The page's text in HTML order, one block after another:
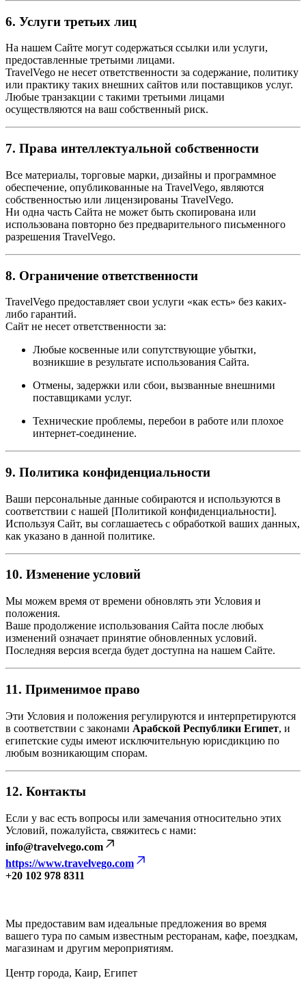
6. Услуги третьих лиц
На нашем Сайте могут содержаться ссылки или услуги,
предоставленные третьими лицами.
TravelVego не несет ответственности за содержание, политику
или практику таких внешних сайтов или поставщиков услуг.
Любые транзакции с такими третьими лицами
осуществляются на ваш собственный риск.
7. Права интеллектуальной собственности
Все материалы, торговые марки, дизайны и программное
обеспечение, опубликованные на TravelVego, являются
собственностью или лицензированы TravelVego.
Ни одна часть Сайта не может быть скопирована или
использована повторно без предварительного письменного
разрешения TravelVego.
8. Ограничение ответственности
TravelVego предоставляет свои услуги «как есть» без каких-
либо гарантий.
Сайт не несет ответственности за:
Любые косвенные или сопутствующие убытки,
возникшие в результате использования Сайта.
Отмены, задержки или сбои, вызванные внешними
поставщиками услуг.
Технические проблемы, перебои в работе или плохое
интернет-соединение.
9. Политика конфиденциальности
Ваши персональные данные собираются и используются в
соответствии с нашей [Политикой конфиденциальности].
Используя Сайт, вы соглашаетесь с обработкой ваших данных,
как указано в данной политике.
10. Изменение условий
Мы можем время от времени обновлять эти Условия и
положения.
Ваше продолжение использования Сайта после любых
изменений означает принятие обновленных условий.
Последняя версия всегда будет доступна на нашем Сайте.
11. Применимое право
Эти Условия и положения регулируются и интерпретируются
в соответствии с законами Арабской Республики Египет, и
египетские суды имеют исключительную юрисдикцию по
любым возникающим спорам.
12. Контакты
Если у вас есть вопросы или замечания относительно этих
Условий, пожалуйста, свяжитесь с нами:
info@travelvego.com
https://www.travelvego.com
+20 102 978 8311
Мы предоставим вам идеальные предложения во время
вашего тура по самым известным ресторанам, кафе, поездкам,
магазинам и другим мероприятиям.
Центр города, Каир, Египет